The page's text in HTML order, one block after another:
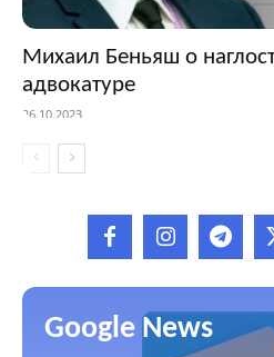
Михаил Беньяш о
адвокатуре
26.10.2023
Google News